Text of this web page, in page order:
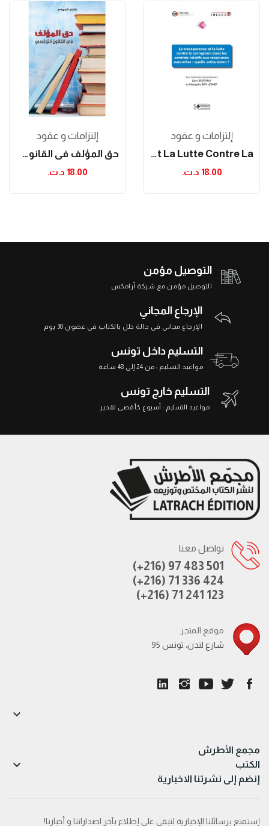
إلتزامات و عقود
حق المؤلف في القانون التونسي
18.00 د.ت.‏
إلتزامات و عقود
La Transparence Et La Lutte Contre La...
18.00 د.ت.‏
التوصيل مؤمن
التوصيل مؤمن مع شركة أرامكس
الإرجاع المجاني
الإرجاع مجاني في حالة خلل بالكتاب في غضون 30 يوم
التسليم داخل تونس
مواعيد التسليم : من 24 إلى 48 ساعة
التسليم خارج تونس
مواعيد التسليم : أسبوع كأقصى تقدير
تواصل معنا
(+216) 97 483 501
(+216) 71 336 424
(+216) 71 241 123
موقع المتجر
95 شارع لندن، تونس
مجمع الأطرش

الكتب 
إنضم إلى نشرتنا الاخبارية
إستمتع برسائلنا الإخبارية لتبقى على إطلاع بآخر اصداراتنا و أخبارنا!